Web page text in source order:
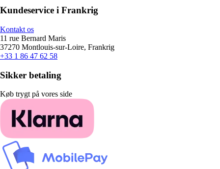
Kundeservice i Frankrig
Kontakt os
11 rue Bernard Maris
37270 Montlouis-sur-Loire, Frankrig
+33 1 86 47 62 58
Sikker betaling
Køb trygt på vores side